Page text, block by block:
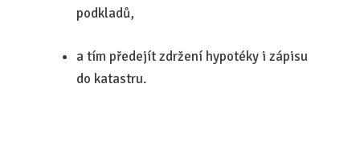
podkladů,
a tím předejít zdržení hypotéky i zápisu
do katastru.